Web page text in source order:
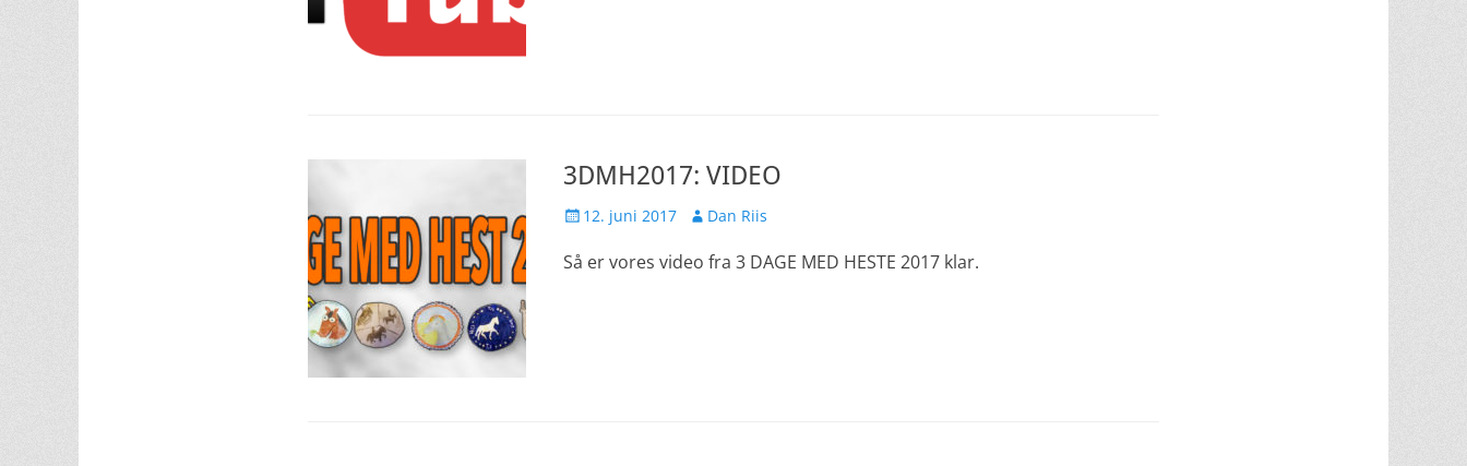
3DMH2017: VIDEO
Udgivet
12. juni 2017 Forfatter
Dan Riis
Så er vores video fra 3 DAGE MED HESTE 2017 klar.